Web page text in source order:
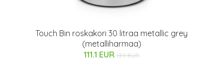
Touch Bin roskakori 30 litraa metallic grey
(metalliharmaa)
111.1 EUR 139 EUR